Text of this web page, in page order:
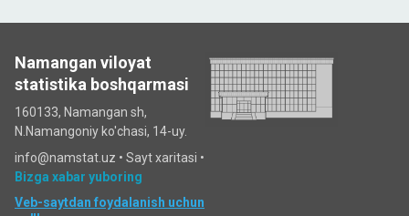
Namangan viloyat
statistika boshqarmasi
160133, Namangan sh,
N.Namangoniy ko'chasi, 14-uy.
info@namstat.uz • Sayt xaritasi •
Bizga xabar yuboring
Veb-saytdan foydalanish uchun